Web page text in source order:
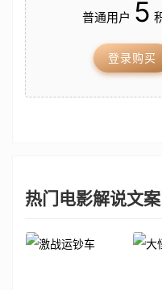
普通用户 5
登录购买
热门电影解说文案